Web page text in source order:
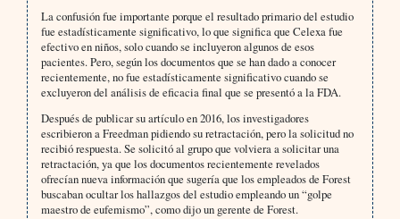
La confusión fue importante porque el resultado primario del estudio
fue estadísticamente significativo, lo que significa que Celexa fue
efectivo en niños, solo cuando se incluyeron algunos de esos
pacientes. Pero, según los documentos que se han dado a conocer
recientemente, no fue estadísticamente significativo cuando se
excluyeron del análisis de eficacia final que se presentó a la FDA.
Después de publicar su artículo en 2016, los investigadores
escribieron a Freedman pidiendo su retractación, pero la solicitud no
recibió respuesta. Se solicitó al grupo que volviera a solicitar una
retractación, ya que los documentos recientemente revelados
ofrecían nueva información que sugería que los empleados de Forest
buscaban ocultar los hallazgos del estudio empleando un “golpe
maestro de eufemismo”, como dijo un gerente de Forest.